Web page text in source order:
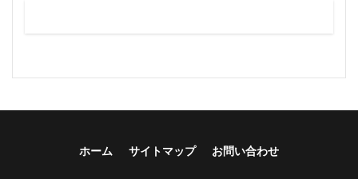
ホーム サイトマップ お問い合わせ